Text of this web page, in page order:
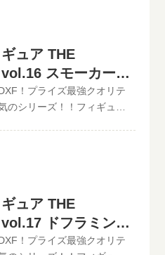
買取査定が可能です。とい
ーン情報
料宅配キット申し込みフォ
といまるから送料無料の宅
ールに商品を詰めて、送る
、お売りになりたいものが
は、日本全国どこからでも
価格の振込手数料など全て
更に具体的な金額が分かりま
査定が可能です。といま
ン情報
現在、各買取価格表の更新
が、ご依頼頂いた買取査定
取査定致しますのでご安心
フィギュア THE
ッシャー・タイガー現在の
場合）
ワンピースDXフィギュ
の仮買取査定金額に納得し
みフォームからお申込みく
料の宅配キットが届いた
て、送るだけ。自宅から出
いものが売れます！宅配買
からでもお買取り可能で
料など全て無料です。JANコ
ュア THE
スモーカーの
！プライズ最強クオリテ
のシリーズ！！フィギュア
現在、各買取価格表の更新
が、ご依頼頂いた買取査定
取査定致しますのでご安心
フィギュア THE
ーカー現在の買取価格は
◆◆◆◆◆◆◆◆◆◆◆ この他
最新買取価格はコチラから↓
ュア THE
ドフラミンゴ
！プライズ最強クオリテ